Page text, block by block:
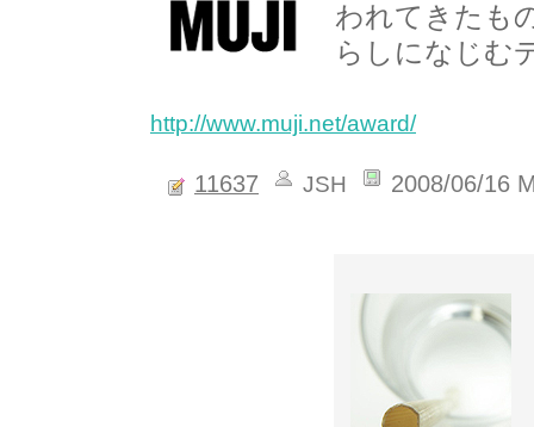
われてきたも
らしになじむ
http://www.muji.net/award/
11637 JSH 2008/06/16